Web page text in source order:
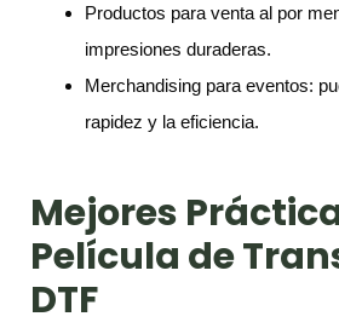
Productos para venta al por
impresiones duraderas.
Merchandising para eventos:
rapidez y la eficiencia.
Mejores
Película de
DTF